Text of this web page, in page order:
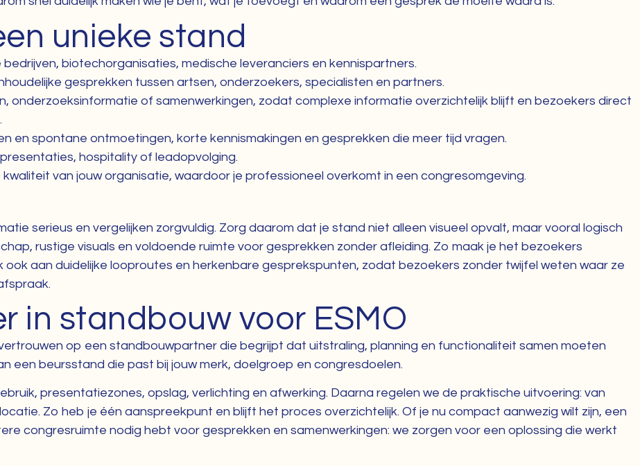
unieke stand
biotechorganisaties, medische leveranciers en kennispartners.
gesprekken tussen artsen, onderzoekers, specialisten en partners.
onderzoeksinformatie of samenwerkingen, zodat complexe informatie overzichtelijk blijft en bezoekers direct
en spontane ontmoetingen, korte kennismakingen en gesprekken die meer tijd vragen.
hospitality of leadopvolging.
van jouw organisatie, waardoor je professioneel overkomt in een congresomgeving.
serieus en vergelijken zorgvuldig. Zorg daarom dat je stand niet alleen visueel opvalt, maar vooral logisch
rustige visuals en voldoende ruimte voor gesprekken zonder afleiding. Zo maak je het bezoekers
ook aan duidelijke looproutes en herkenbare gesprekspunten, zodat bezoekers zonder twijfel weten waar ze
in standbouw voor ESMO
op een standbouwpartner die begrijpt dat uitstraling, planning en functionaliteit samen moeten
een beursstand die past bij jouw merk, doelgroep en congresdoelen.
presentatiezones, opslag, verlichting en afwerking. Daarna regelen we de praktische uitvoering: van
Zo heb je één aanspreekpunt en blijft het proces overzichtelijk. Of je nu compact aanwezig wilt zijn, een
congresruimte nodig hebt voor gesprekken en samenwerkingen: we zorgen voor een oplossing die werkt